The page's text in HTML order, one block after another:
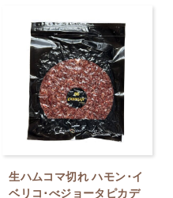
生ハムコマ切れ ハモン･イ
ベリコ･べジョータピカデ